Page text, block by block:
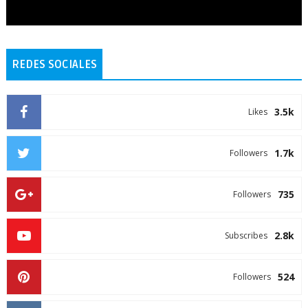
REDES SOCIALES
3.5k
Likes
1.7k
Followers
735
Followers
2.8k
Subscribes
524
Followers